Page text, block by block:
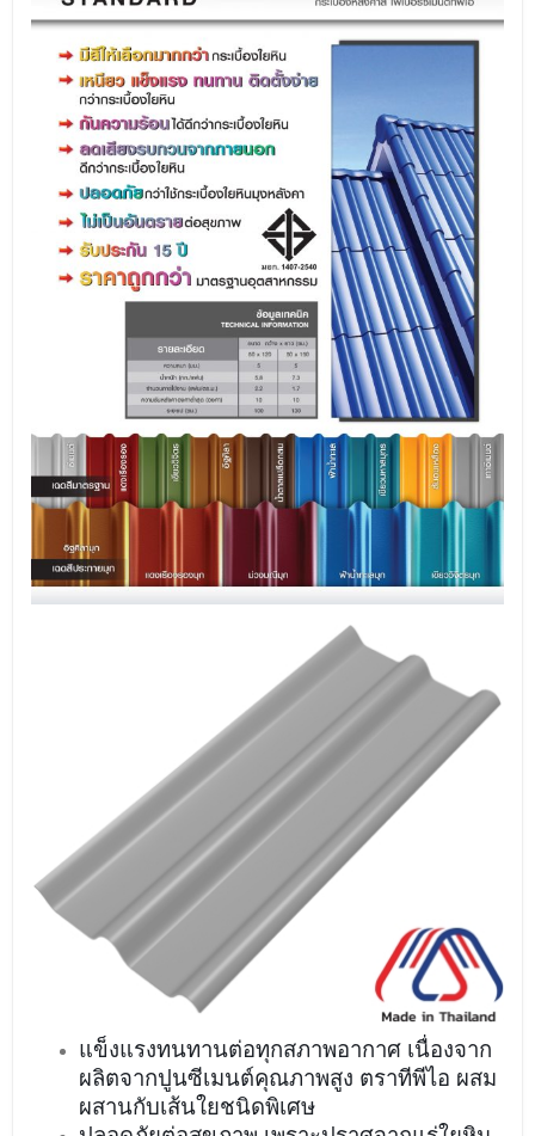
แข็งแรงทนทานต่อทุกสภาพอากาศ เนื่องจาก
ผลิตจากปูนซีเมนต์คุณภาพสูง ตราทีพีไอ ผสม
ผสานกับเส้นใยชนิดพิเศษ